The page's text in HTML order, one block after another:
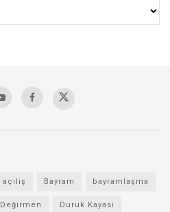
açılış Bayram bayramlaşma
Değirmen Duruk Kayası